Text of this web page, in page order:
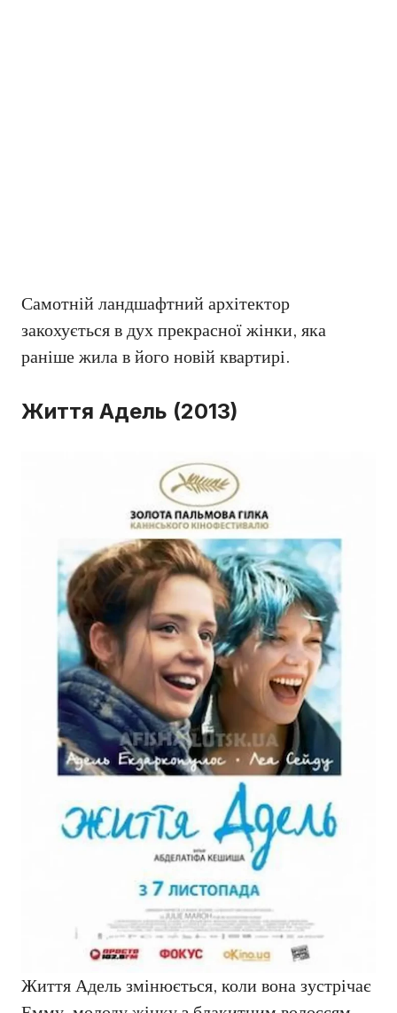
Самотній ландшафтний архітектор
закохується в дух прекрасної жінки, яка
раніше жила в його новій квартирі.
Життя Адель (2013)
Життя Адель змінюється, коли вона зустрічає